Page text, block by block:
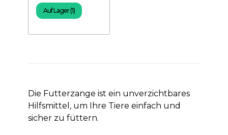
Auf Lager (1)
Die Futterzange ist ein unverzichtbares
Hilfsmittel, um Ihre Tiere einfach und
sicher zu füttern.